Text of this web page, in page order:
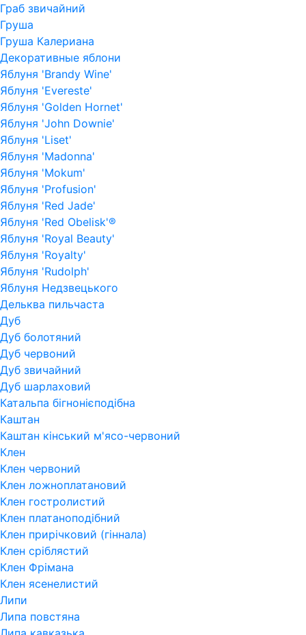
Граб звичайний
Груша
Груша Калериана
Декоративные яблони
Яблуня 'Brandy Wine'
Яблуня 'Evereste'
Яблуня 'Golden Hornet'
Яблуня 'John Downie'
Яблуня 'Liset'
Яблуня 'Madonna'
Яблуня 'Mokum'
Яблуня 'Profusion'
Яблуня 'Red Jade'
Яблуня 'Red Obelisk'®
Яблуня 'Royal Beauty'
Яблуня 'Royalty'
Яблуня 'Rudolph'
Яблуня Недзвецького
Дельква пильчаста
Дуб
Дуб болотяний
Дуб червоний
Дуб звичайний
Дуб шарлаховий
Катальпа бігнонієподібна
Каштан
Каштан кінський м'ясо-червоний
Клен
Клен червоний
Клен ложноплатановий
Клен гостролистий
Клен платаноподібний
Клен прирічковий (гіннала)
Клен сріблястий
Клен Фрімана
Клен ясенелистий
Липи
Липа повстяна